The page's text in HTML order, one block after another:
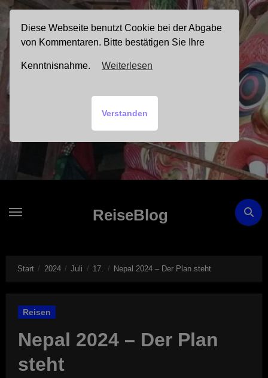
Zum
Inhalt
springen
ReiseBlog
Start 2024 Juli 17. Nepal 2024 – Der Plan steht
Reisen
Nepal 2024 – Der Plan
steht
Diese Webseite benutzt Cookie bei der Abgabe
von Kommentaren. Bitte bestätigen Sie Ihre
Kenntnisnahme. Weiterlesen
Verstanden